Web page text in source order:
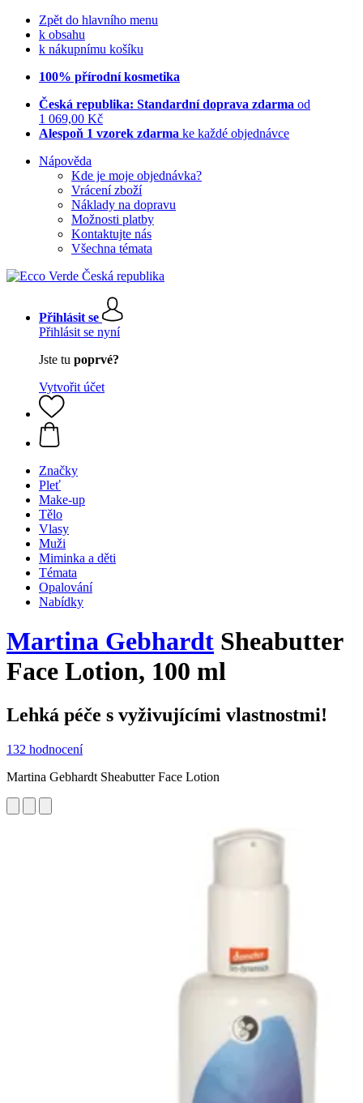
Zpět do hlavního menu
k obsahu
k nákupnímu košíku
100% přírodní kosmetika
Česká republika: Standardní doprava zdarma od
1 069,00 Kč
Alespoň 1 vzorek zdarma ke každé objednávce
Nápověda
Kde je moje objednávka?
Vrácení zboží
Náklady na dopravu
Možnosti platby
Kontaktujte nás
Všechna témata
Přihlásit se
Přihlásit se nyní
Jste tu poprvé?
Vytvořit účet
Značky
Pleť
Make-up
Tělo
Vlasy
Muži
Miminka a děti
Témata
Opalování
Nabídky
Martina Gebhardt Sheabutter
Face Lotion, 100 ml
Lehká péče s vyživujícími vlastnostmi!
132 hodnocení
Martina Gebhardt Sheabutter Face Lotion